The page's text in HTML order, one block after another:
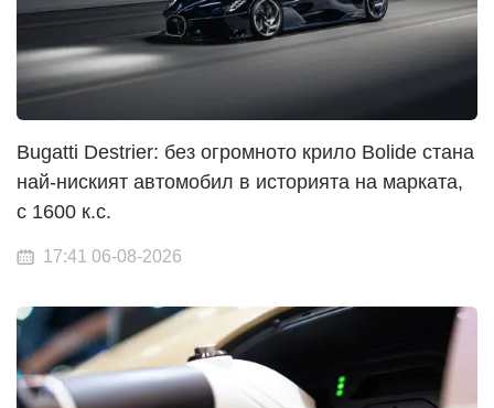
Bugatti Destrier: без огромното крило Bolide стана
най-ниският автомобил в историята на марката,
с 1600 к.с.
17:41 06-08-2026